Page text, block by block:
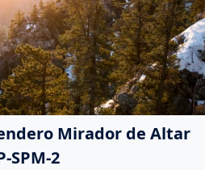
Mirador de Altar
SPM-2